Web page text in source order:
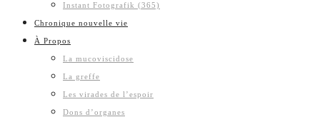
Instant Fotografik (365)
Chronique nouvelle vie
À Propos
La mucoviscidose
La greffe
Les virades de l’espoir
Dons d’organes